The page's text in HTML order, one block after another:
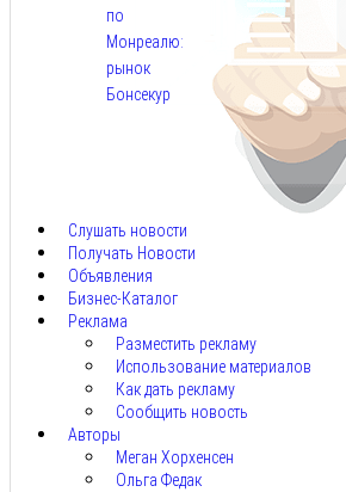
по
Монреалю:
рынок
Бонсекур
Слушать новости
Получать Новости
Объявления
Бизнес-Каталог
Реклама
Разместить рекламу
Использование материалов
Как дать рекламу
Сообщить новость
Авторы
Меган Хорхенсен
Ольга Федак